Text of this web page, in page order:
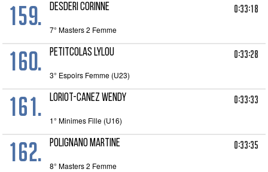
159. DESDERI CORINNE 0:33:18
7° Masters 2 Femme
160. PETITCOLAS LYLOU 0:33:28
3° Espoirs Femme (U23)
161. LORIOT-CANEZ WENDY 0:33:33
1° Minimes Fille (U16)
162. POLIGNANO MARTINE 0:33:35
8° Masters 2 Femme